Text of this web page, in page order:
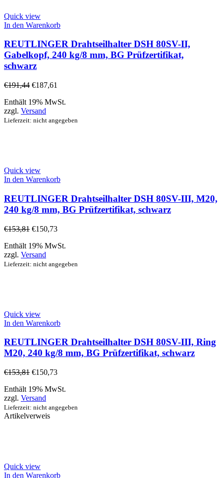
Quick view
In den Warenkorb
REUTLINGER Drahtseilhalter DSH 80SV-II,
Gabelkopf, 240 kg/8 mm, BG Prüfzertifikat,
schwarz
€191,44 €187,61
Enthält 19% MwSt.
zzgl. Versand
Lieferzeit: nicht angegeben
Quick view
In den Warenkorb
REUTLINGER Drahtseilhalter DSH 80SV-III, M20,
240 kg/8 mm, BG Prüfzertifikat, schwarz
€153,81 €150,73
Enthält 19% MwSt.
zzgl. Versand
Lieferzeit: nicht angegeben
Quick view
In den Warenkorb
REUTLINGER Drahtseilhalter DSH 80SV-III, Ring
M20, 240 kg/8 mm, BG Prüfzertifikat, schwarz
€153,81 €150,73
Enthält 19% MwSt.
zzgl. Versand
Lieferzeit: nicht angegeben
Artikelverweis
Quick view
In den Warenkorb